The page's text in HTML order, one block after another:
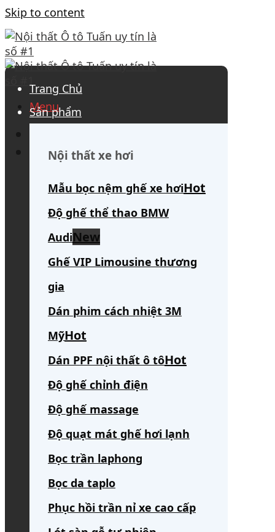
Skip to content
Menu
Search for:
Trang Chủ
Sản phẩm
Nội thất xe hơi
Mẫu bọc nệm ghế xe hơi
Độ ghế thể thao BMW
Audi
Ghế VIP Limousine thương
gia
Dán phim cách nhiệt 3M
Mỹ
Dán PPF nội thất ô tô
Độ ghế chỉnh điện
Độ ghế massage
Độ quạt mát ghế hơi lạnh
Bọc trần laphong
Bọc da taplo
Phục hồi trần nỉ xe cao cấp